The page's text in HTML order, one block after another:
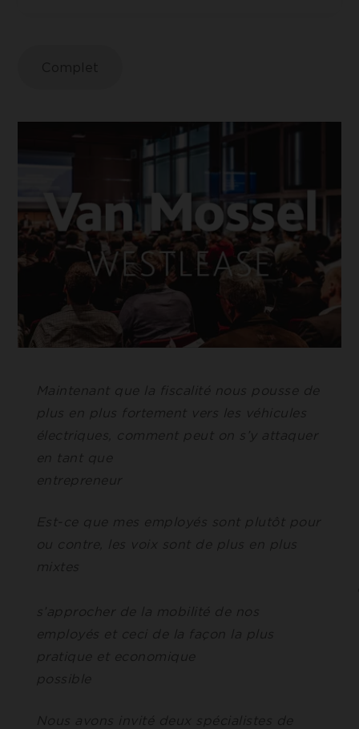
Maintenant que la fiscalité nous pousse de
plus en plus fortement vers les véhicules
électriques, comment peut on s’y attaquer
en tant que
Est-ce que mes employés sont plutôt pour
ou contre, les voix sont de plus en plus
mixtes
s’approcher de la mobilité de nos
employés et ceci de la façon la plus
pratique et economique
possible
Nous avons invité deux spécialistes de